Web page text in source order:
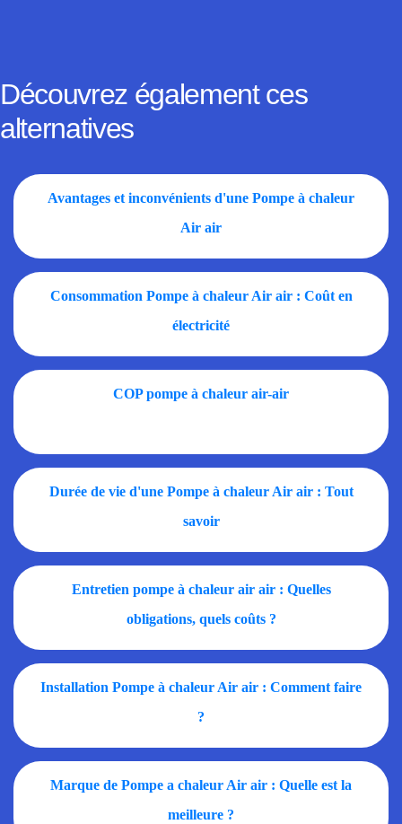
Découvrez également ces
alternatives
Avantages et inconvénients d'une Pompe à chaleur
Air air
Consommation Pompe à chaleur Air air : Coût en
électricité
COP pompe à chaleur air-air
Durée de vie d'une Pompe à chaleur Air air : Tout
savoir
Entretien pompe à chaleur air air : Quelles
obligations, quels coûts ?
Installation Pompe à chaleur Air air : Comment faire
?
Marque de Pompe a chaleur Air air : Quelle est la
meilleure ?